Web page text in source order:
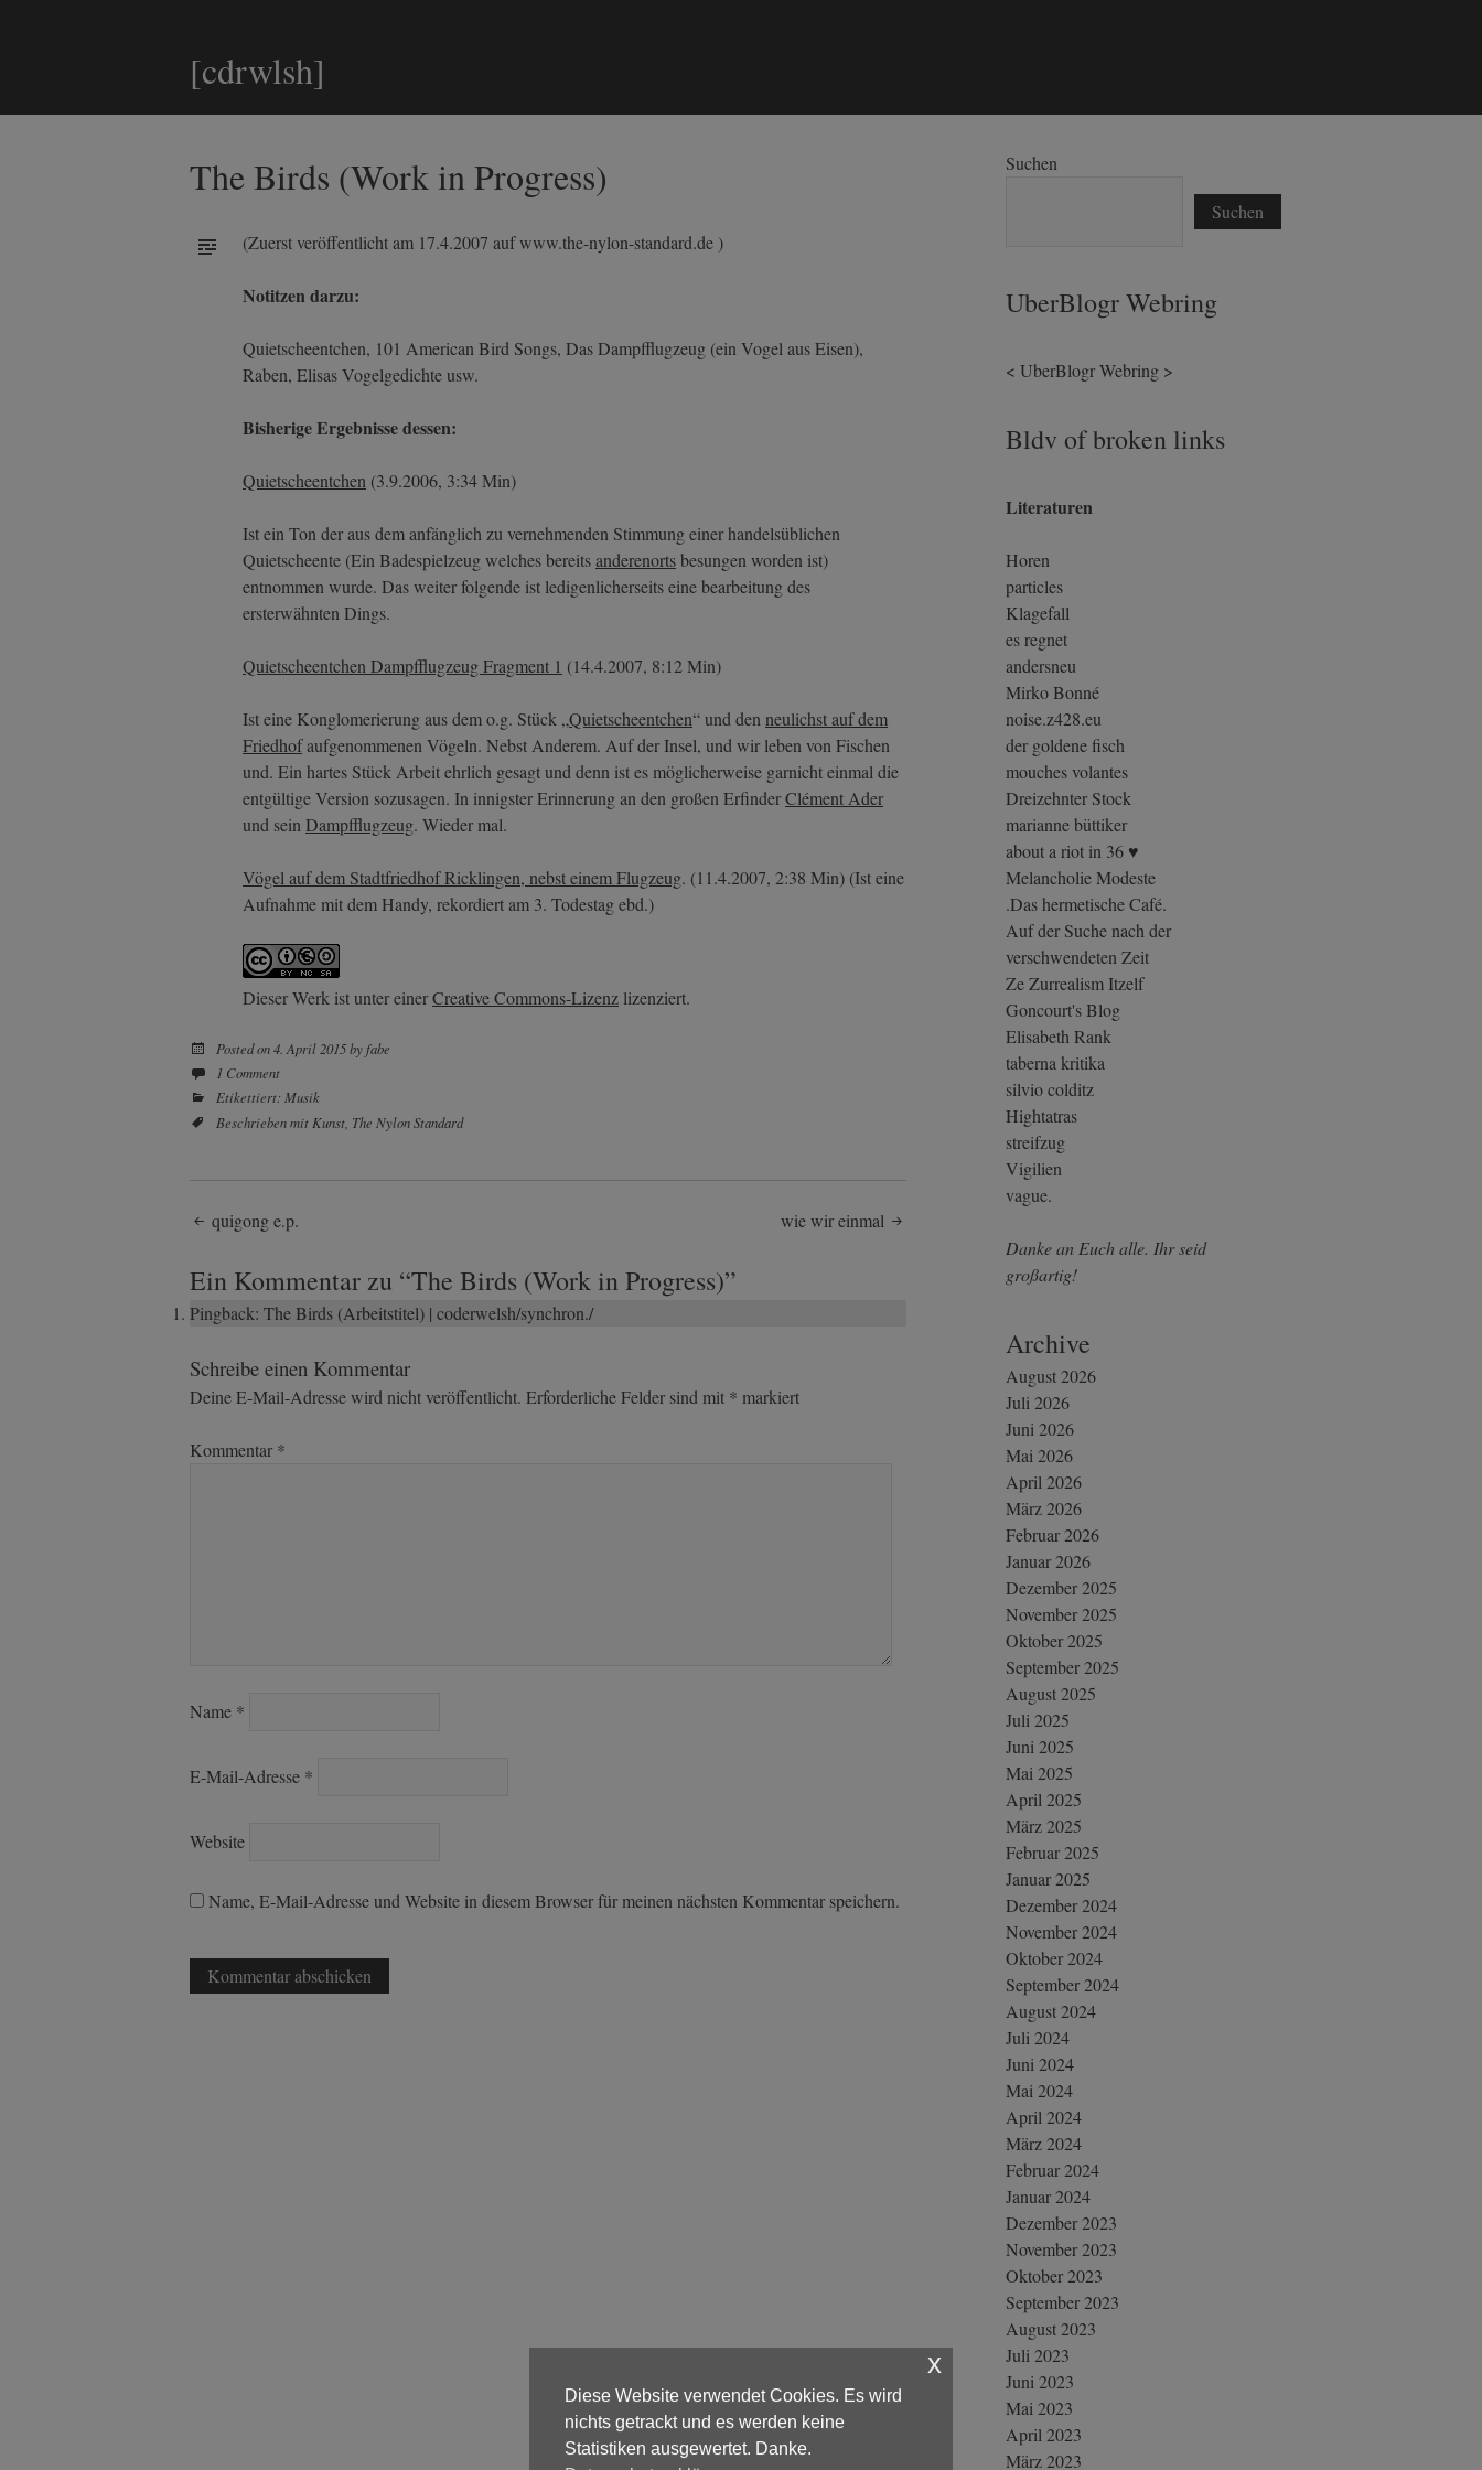
[cdrwlsh]
The Birds (Work in Progress)
(Zuerst veröffentlicht am 17.4.2007 auf www.the-nylon-standard.de )
Notitzen darzu:
Quietscheentchen, 101 American Bird Songs, Das Dampfflugzeug (ein Vogel aus Eisen),
Raben, Elisas Vogelgedichte usw.
Bisherige Ergebnisse dessen:
Quietscheentchen (3.9.2006, 3:34 Min)
Ist ein Ton der aus dem anfänglich zu vernehmenden Stimmung einer handelsüblichen
Quietscheente (Ein Badespielzeug welches bereitsanderenortsbesungen worden ist)
entnommen wurde. Das weiter folgende ist ledigenlicherseits eine bearbeitung des
ersterwähnten Dings.
Quietscheentchen Dampfflugzeug Fragment 1 (14.4.2007, 8:12 Min)
Ist eine Konglomerierung aus dem o.g. Stück „Quietscheentchen“ und den neulichst auf dem
Friedhofaufgenommenen Vögeln. Nebst Anderem. Auf der Insel, und wir leben von Fischen
und. Ein hartes Stück Arbeit ehrlich gesagt und denn ist es möglicherweise garnicht einmal die
entgültige Version sozusagen. In innigster Erinnerung an den großen ErfinderClément Ader
und sein Dampfflugzeug. Wieder mal.
Vögel auf dem Stadtfriedhof Ricklingen, nebst einem Flugzeug. (11.4.2007, 2:38 Min) (Ist eine
Aufnahme mit dem Handy, rekordiert am 3. Todestag ebd.)
Dieser Werk ist unter einerCreative Commons-Lizenz lizenziert.
Posted on4. April 2015by fabe
1 Comment
Etikettiert: Musik
Beschrieben mit Kunst The Nylon Standard
Post
navigation
quigong e.p. wie wir einmal
Ein Kommentar zu “The Birds (Work in Progress)”
Pingback: The Birds (Arbeitstitel) | coderwelsh/synchron./
Schreibe einen Kommentar
Deine E-Mail-Adresse wird nicht veröffentlicht. Erforderliche Felder sind mit * markiert
Kommentar *
Name *
E-Mail-Adresse *
Website
Name, E-Mail-Adresse und Website in diesem Browser für meinen nächsten Kommentar speichern.
Suchen
Suchen
UberBlogr Webring
< UberBlogr Webring >
Bldv of broken links
Literaturen
Horen
particles
Klagefall
es regnet
andersneu
Mirko Bonné
noise.z428.eu
der goldene fisch
mouches volantes
Dreizehnter Stock
marianne büttiker
about a riot in 36 ♥
Melancholie Modeste
.Das hermetische Café.
Auf der Suche nach der
verschwendeten Zeit
Ze Zurrealism Itzelf
Goncourt's Blog
Elisabeth Rank
taberna kritika
silvio colditz
Hightatras
streifzug
Vigilien
vague.
Danke an Euch alle. Ihr seid
großartig!
Archive
August 2026
Juli 2026
Juni 2026
Mai 2026
April 2026
März 2026
Februar 2026
Januar 2026
Dezember 2025
November 2025
Oktober 2025
September 2025
August 2025
Juli 2025
Juni 2025
Mai 2025
April 2025
März 2025
Februar 2025
Januar 2025
Dezember 2024
November 2024
Oktober 2024
September 2024
August 2024
Juli 2024
Juni 2024
Mai 2024
April 2024
März 2024
Februar 2024
Januar 2024
Dezember 2023
November 2023
Oktober 2023
September 2023
August 2023
Juli 2023
Juni 2023
Mai 2023
April 2023
März 2023
Diese Website verwendet Cookies. Es wird
nichts getrackt und es werden keine
Statistiken ausgewertet. Danke.
x